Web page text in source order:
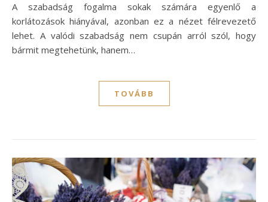
A szabadság fogalma sokak számára egyenlő a
korlátozások hiányával, azonban ez a nézet félrevezető
lehet. A valódi szabadság nem csupán arról szól, hogy
bármit megtehetünk, hanem…
TOVÁBB